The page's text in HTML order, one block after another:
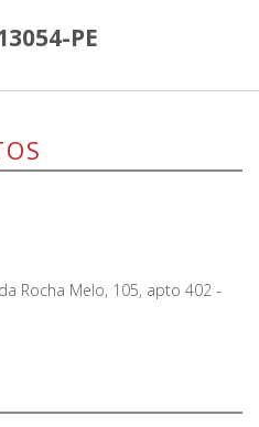
PE
Rocha Melo, 105, apto 402 -